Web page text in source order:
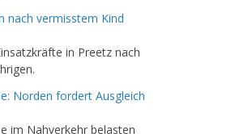
nach vermisstem Kind
in Preetz nach
Norden fordert Ausgleich
im Nahverkehr belasten